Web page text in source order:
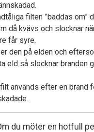
filten ”bäddas om”
då kvävs och slocknar
får syre.
den på elden och
eld så slocknar branden
används efter en brand
du möter en hotfull